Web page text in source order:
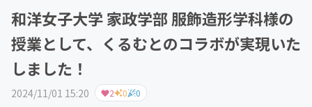
和洋女子大学 家政学部 服飾造形学科様の
授業として、くるむとのコラボが実現いた
しました！
2024/11/01 15:20 2 0 0